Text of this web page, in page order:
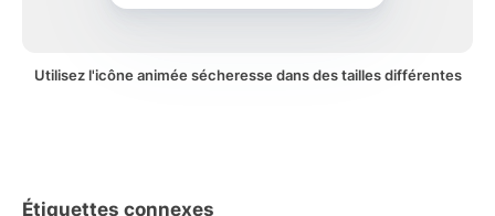
Utilisez l'icône animée sécheresse dans des tailles différentes
Étiquettes connexes